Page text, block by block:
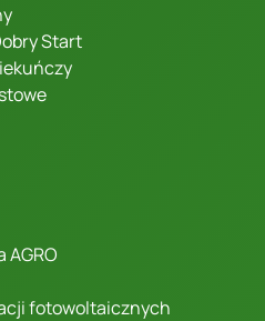
Start
AGRO
fotowoltaicznych